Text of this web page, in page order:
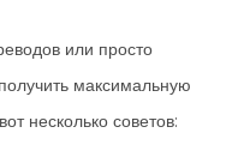
или просто
максимальную
несколько советов: